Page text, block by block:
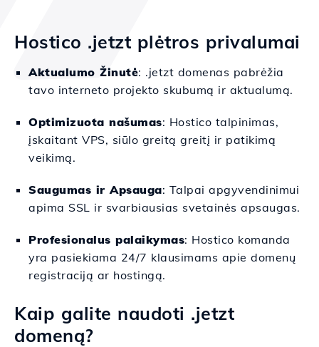
Hostico .jetzt plėtros privalumai
Aktualumo Žinutė: .jetzt domenas pabrėžia
tavo interneto projekto skubumą ir aktualumą.
Optimizuota našumas: Hostico talpinimas,
įskaitant VPS, siūlo greitą greitį ir patikimą
veikimą.
Saugumas ir Apsauga: Talpai apgyvendinimui
apima SSL ir svarbiausias svetainės apsaugas.
Profesionalus palaikymas: Hostico komanda
yra pasiekiama 24/7 klausimams apie domenų
registraciją ar hostingą.
Kaip galite naudoti .jetzt
domeną?